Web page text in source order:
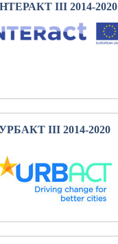
III 2014-2020
III 2014-2020